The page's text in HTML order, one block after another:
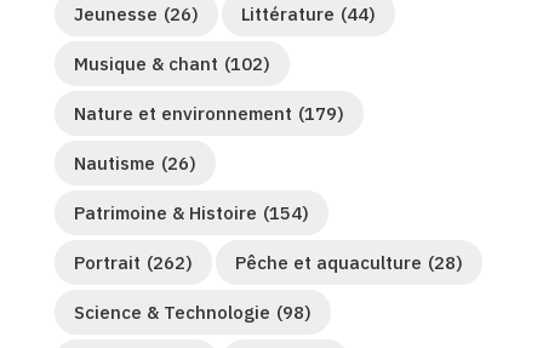
Jeunesse (26) Littérature (44)
Musique & chant (102)
Nature et environnement (179)
Nautisme (26)
Patrimoine & Histoire (154)
Portrait (262) Pêche et aquaculture (28)
Science & Technologie (98)